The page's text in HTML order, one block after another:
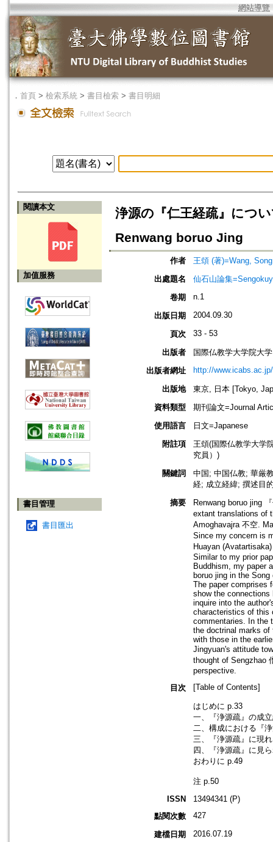
網站導覽
． 首頁 > 檢索系統 > 書目檢索 > 書目明細
閱讀本文
加值服務
書目管理
書目匯出
浄源の『仁王経疏』につ
Renwang boruo Jing
作者
王頌 (著)=Wang,
出處題名
仙石山論集
卷期
n.1
出版日期 2004.09.30
頁次 33 - 53
出版者
国際仏教学大学院大学
出版者網址
http://www.icabs.ac.jp/
出版地
東京, 日本 [Tokyo,
資料類型
期刊論文=Journal
使用語言
日文=Japanese
附註項
王頌(国際仏教学大学
究員）)
關鍵詞
中国; 中国仏教; 華厳
経; 成立経緯; 撰述目
摘要
Renwang boruo jing
extant translations of
Amoghavajra 不空.
Since my concern is
Huayan
Similar to my prior
Buddhism, my paper
boruo jing in the Song
The paper comprises
show the connections
inquire into the
characteristics of this
commentaries. In the
the doctrinal marks
with those in the
Jingyuan's attitude
thought of Sengzhao
perspective.
目次
[Table of Contents]
はじめに p.33
一、『浄源疏』の成
二、構成における『
三、『浄源疏』に現
四、『浄源疏』に見
おわりに p.49
注 p.50
ISSN
13494341 (P)
點閱次數
427
建檔日期 2016.07.19